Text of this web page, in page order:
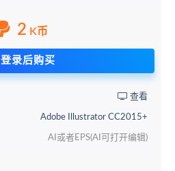
2 K币
登录后购买
查看
Adobe Illustrator CC2015+
AI或者EPS(AI可打开编辑)